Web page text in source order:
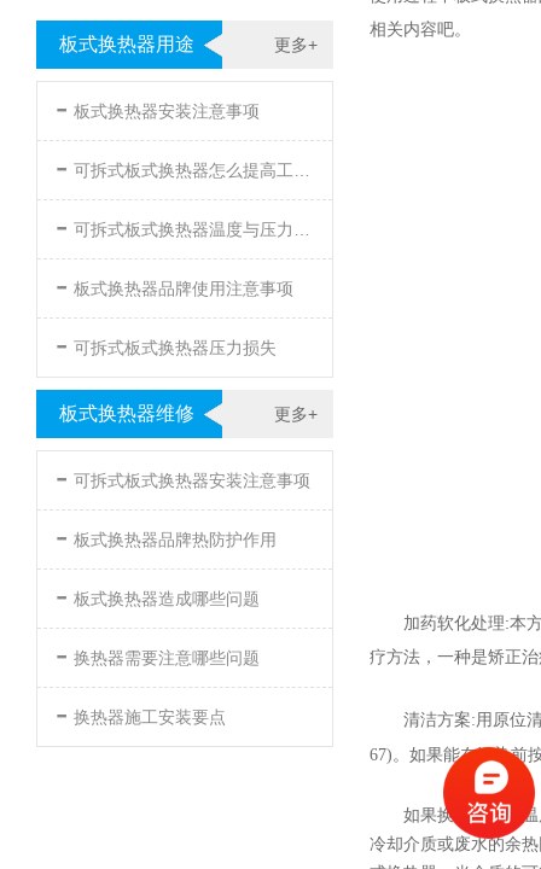
更多+
板式换热器用途
- 板式换热器安装注意事项
- 可拆式板式换热器怎么提高工作效率
- 可拆式板式换热器温度与压力的要求
- 板式换热器品牌使用注意事项
- 可拆式板式换热器压力损失
更多+
板式换热器维修
- 可拆式板式换热器安装注意事项
- 板式换热器品牌热防护作用
- 板式换热器造成哪些问题
- 换热器需要注意哪些问题
- 换热器施工安装要点
相关内容吧。
加药软化处理:本
疗方法，一种是矫正
清洁方案:用原位
67)。如果能在污染前
如果换热器工作
冷却介质或废水的余